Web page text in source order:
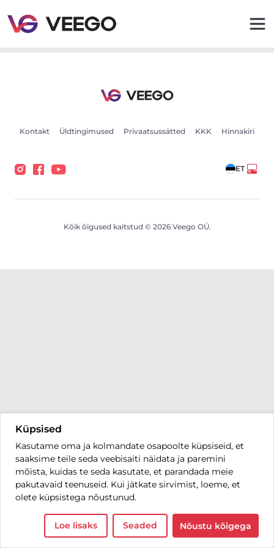
Küpsised
Kasutame oma ja kolmandate osapoolte küpsiseid, et
saaksime teile seda veebisaiti näidata ja paremini
mõista, kuidas te seda kasutate, et parandada meie
pakutavaid teenuseid. Kui jätkate sirvimist, loeme, et
olete küpsistega nõustunud.
Loe lisaks Seaded Nõustu kõigega
Kontakt Üldtingimused Privaatsussätted KKK Hinnakiri
ET
Kõik õigused kaitstud © 2026 Veego OÜ.